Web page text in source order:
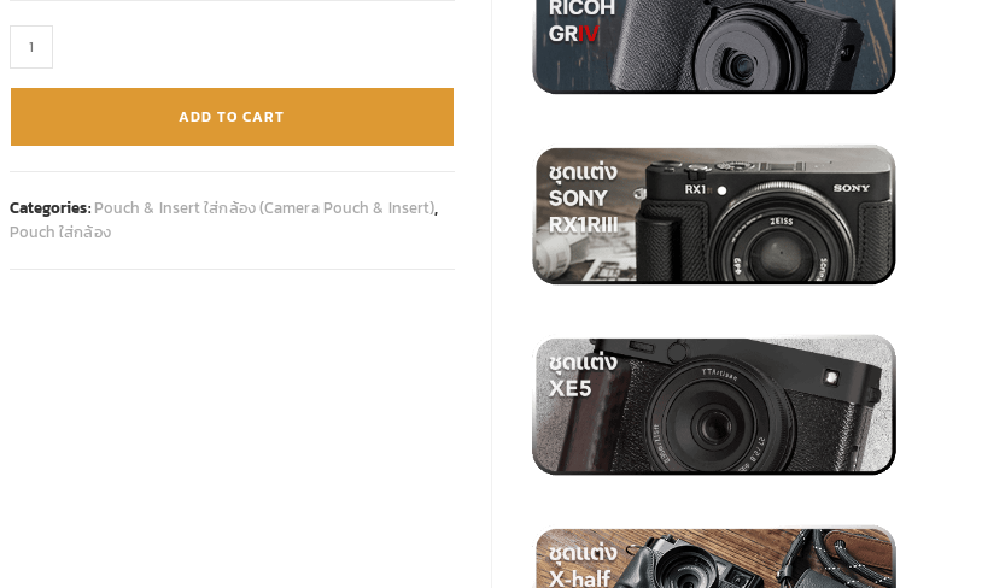
ADD TO CART
Categories: Pouch & Insert ใส่กล้อง (Camera Pouch & Insert),
Pouch ใส่กล้อง